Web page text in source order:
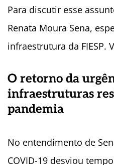
Para discutir esse
Renata Moura Sena,
infraestrutura da FIESP.
O retorno da
infraestruturas
pandemia
No entendimento de
COVID-19 desviou